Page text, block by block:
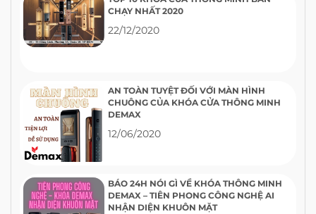
CHẠY NHẤT 2020
22/12/2020
AN TOÀN TUYỆT ĐỐI VỚI MÀN HÌNH
CHUÔNG CỦA KHÓA CỬA THÔNG MINH
DEMAX
12/06/2020
BÁO 24H NÓI GÌ VỀ KHÓA THÔNG MINH
DEMAX – TIÊN PHONG CÔNG NGHỆ AI
NHẬN DIỆN KHUÔN MẶT